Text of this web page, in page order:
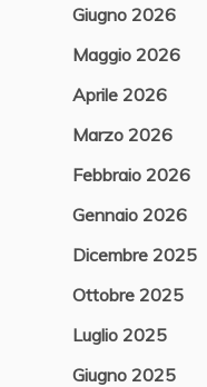
Giugno 2026
Maggio 2026
Aprile 2026
Marzo 2026
Febbraio 2026
Gennaio 2026
Dicembre 2025
Ottobre 2025
Luglio 2025
Giugno 2025